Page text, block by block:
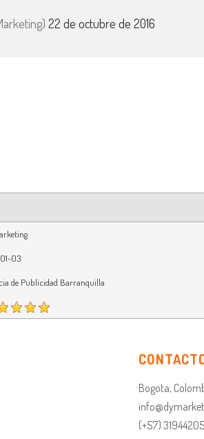
22 de octubre de 2016
03
de Publicidad Barranquilla
Bogota,
(+57)